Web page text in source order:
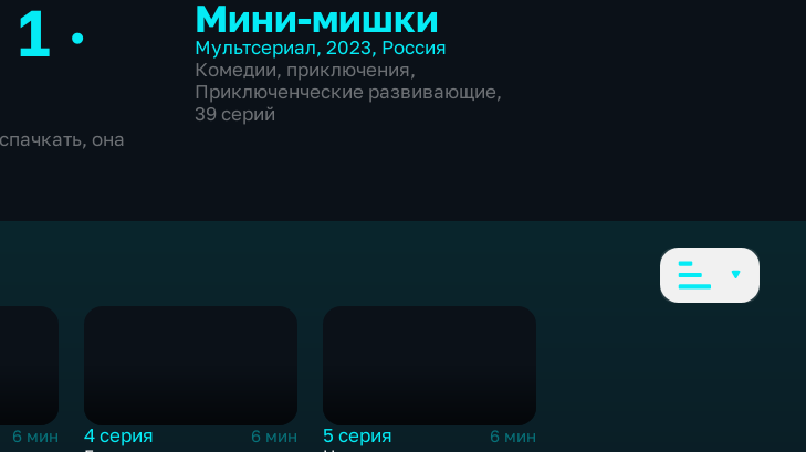
·
она
Мини-мишки
Мультсериал, 2023, Россия
Комедии, приключения,
Приключенческие развивающие,
39 серий
6 мин
4 серия
6 мин
5 серия
6 мин